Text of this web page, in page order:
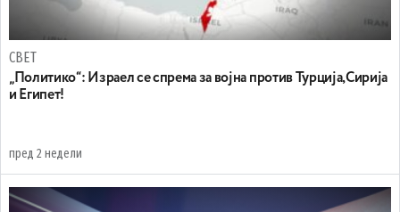
СВЕТ
„Политико“: Израел се спрема за војна против Турција,Сирија
и Египет!
пред 2 недели